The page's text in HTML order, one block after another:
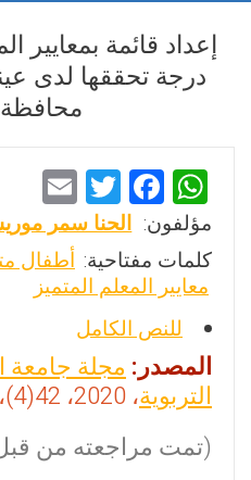
إعداد قائمة بمعايير
درجة تحققها لدى
W
h
at
s
A
p
p
F
a
ce
b
o
o
k
T
wi
tt
er
m
ai
l
مؤلفون: الحنا سمر
كلمات مفتاحية: أطفال
معايير المعلم المتميز
للنص الكامل
المصدر:مجلة جامعة
التربوية، 2020، 42(4)، 11-31
(تمت مراجعته من قبل